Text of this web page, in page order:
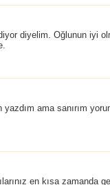
diyelim. Oğlunun iyi
ama sanırım
en kısa zamanda